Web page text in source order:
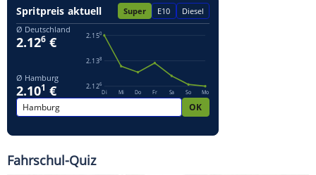
Fahrschul-Quiz